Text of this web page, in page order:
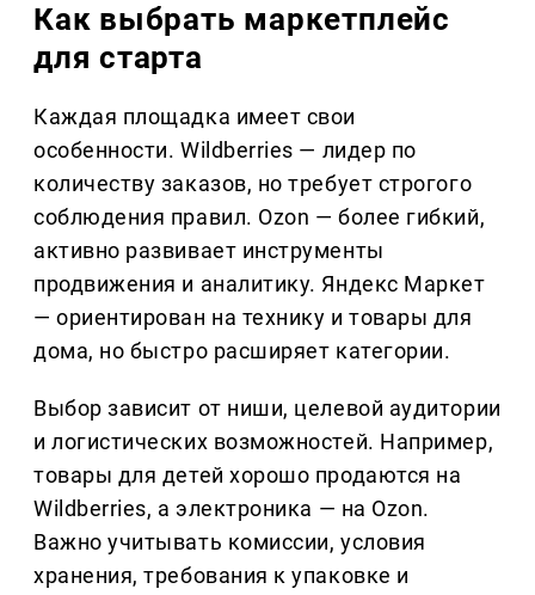
Как выбрать маркетплейс
для старта
Каждая площадка имеет свои
особенности. Wildberries — лидер по
количеству заказов, но требует строгого
соблюдения правил. Ozon — более гибкий,
активно развивает инструменты
продвижения и аналитику. Яндекс Маркет
— ориентирован на технику и товары для
дома, но быстро расширяет категории.
Выбор зависит от ниши, целевой аудитории
и логистических возможностей. Например,
товары для детей хорошо продаются на
Wildberries, а электроника — на Ozon.
Важно учитывать комиссии, условия
хранения, требования к упаковке и